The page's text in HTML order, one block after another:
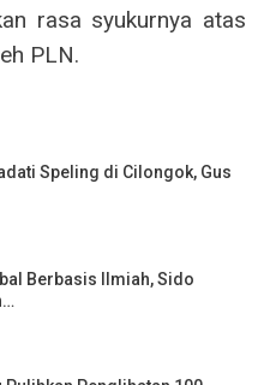
rasa syukurnya atas
PLN.
Speling di Cilongok, Gus
Berbasis Ilmiah, Sido